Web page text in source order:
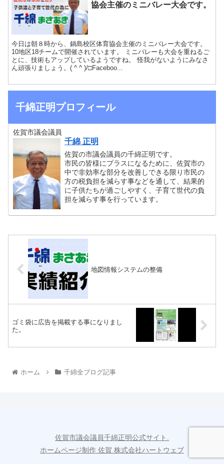
協会主催のミニバレー大会です。
今日は朝８時から、鍋島校区体育協会主催のミニバレー大会です。
10地区18チームで開催されています。 ミニバレーも大会を重ねるご
とに、技術もアップしているようですね。 怪我がないようにみなさ
ん頑張りましょう。( ^ ^ )/□Faceboo...
千綿正明プロフィール
佐賀市議会議員
千綿 正明
佐賀の市議会議員の千綿正明です。
市民の皆様にプラスになるために、佐賀市の
中で非効率な部分を改善しできる限り市民の
方の税負担を減らす事などを通して、結果的
に子供たちが過ごしやすく、子育て世代の負
担を減らす事を行っています。
地図情報システムの整備
ゴミ袋に広告を掲載する事になりまし
た。
ホーム 千綿全ブログ記事
佐賀市議会議員千綿正明公式サイト.
ホームページ制作 佐賀 株式会社ハートウェブ